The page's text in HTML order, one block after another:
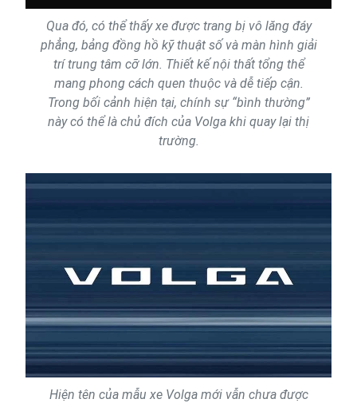
Qua đó, có thể thấy xe được trang bị vô lăng đáy
phẳng, bảng đồng hồ kỹ thuật số và màn hình giải
trí trung tâm cỡ lớn. Thiết kế nội thất tổng thể
mang phong cách quen thuộc và dễ tiếp cận.
Trong bối cảnh hiện tại, chính sự “bình thường”
này có thể là chủ đích của Volga khi quay lại thị
trường.
Hiện tên của mẫu xe Volga mới vẫn chưa được